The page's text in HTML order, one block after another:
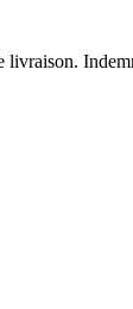
livraison.